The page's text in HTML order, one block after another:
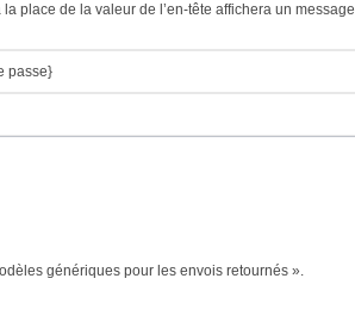
la place de la valeur de l’en-tête affichera un message
passe}
génériques pour les envois retournés ».